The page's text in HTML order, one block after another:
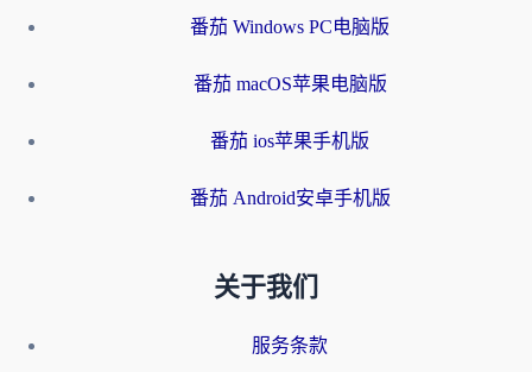
番茄 Windows PC电脑版
番茄 macOS苹果电脑版
番茄 ios苹果手机版
番茄 Android安卓手机版
关于我们
服务条款